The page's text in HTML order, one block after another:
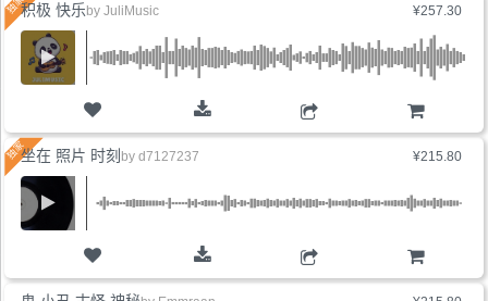
¥257.30
购物车
积极 快乐 by JuliMusic
¥215.80
购物车
坐在 照片 时刻 by d7127237